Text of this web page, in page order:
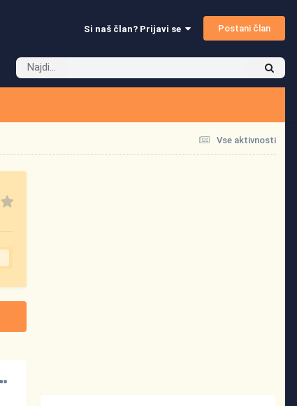
Si naš član? Prijavi se Postani član
Vse aktivnosti